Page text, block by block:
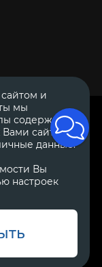
права защищены.
сайт
и ни при
определяемой
Российской
о
оборудовании,
автосалонов
и
мы
содержат
сайта.
данные.
Вы
настроек